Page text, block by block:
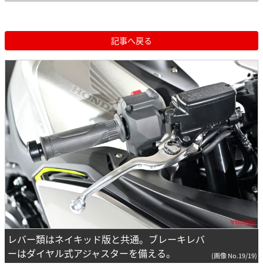
記事へ戻る
レバー類はネイキッド版と共通。ブレーキレバ
ーはダイヤル式アジャスターを備える。
(画像 No.19/19)